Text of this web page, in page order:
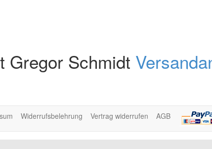
Gregor Schmidt
Widerrufsbelehrung Vertrag widerrufen AGB